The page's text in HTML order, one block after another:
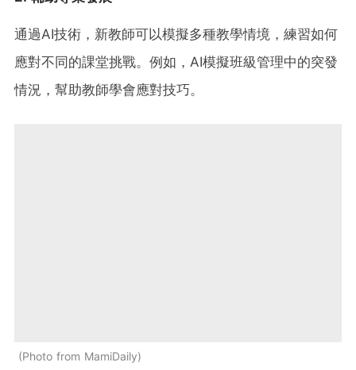
通過AI技術，新教師可以模擬多種教學情境，練習如何
應對不同的課堂挑戰。例如，AI模擬班級管理中的突發
情況，幫助教師學會應對技巧。
Photo from MamiDaily